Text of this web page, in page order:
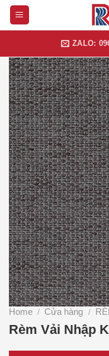
Skip
ZALO:
Home / Cửa hàng /
Rèm Vải Nhập